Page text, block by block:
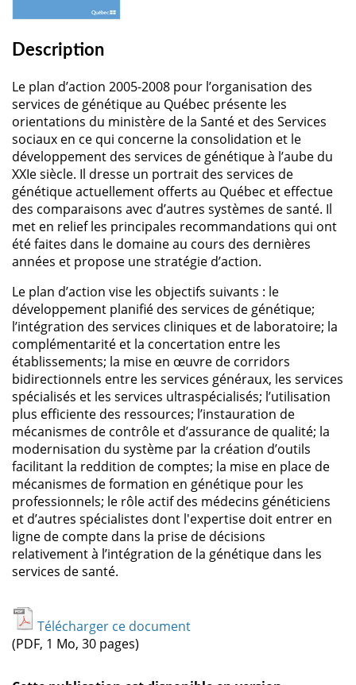
Description
Le plan d’action 2005-2008 pour l’organisation des
services de génétique au Québec présente les
orientations du ministère de la Santé et des Services
sociaux en ce qui concerne la consolidation et le
développement des services de génétique à l’aube du
XXIe siècle. Il dresse un portrait des services de
génétique actuellement offerts au Québec et effectue
des comparaisons avec d’autres systèmes de santé. Il
met en relief les principales recommandations qui ont
été faites dans le domaine au cours des dernières
années et propose une stratégie d’action.
Le plan d’action vise les objectifs suivants : le
développement planifié des services de génétique;
l’intégration des services cliniques et de laboratoire; la
complémentarité et la concertation entre les
établissements; la mise en œuvre de corridors
bidirectionnels entre les services généraux, les services
spécialisés et les services ultraspécialisés; l’utilisation
plus efficiente des ressources; l’instauration de
mécanismes de contrôle et d’assurance de qualité; la
modernisation du système par la création d’outils
facilitant la reddition de comptes; la mise en place de
mécanismes de formation en génétique pour les
professionnels; le rôle actif des médecins généticiens
et d’autres spécialistes dont l'expertise doit entrer en
ligne de compte dans la prise de décisions
relativement à l’intégration de la génétique dans les
services de santé.
Télécharger ce document
(PDF, 1 Mo, 30 pages)